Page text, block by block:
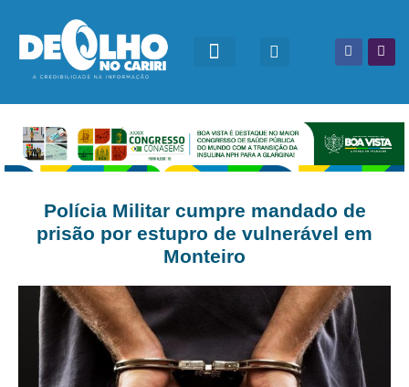
Polícia Militar cumpre mandado de
prisão por estupro de vulnerável em
Monteiro